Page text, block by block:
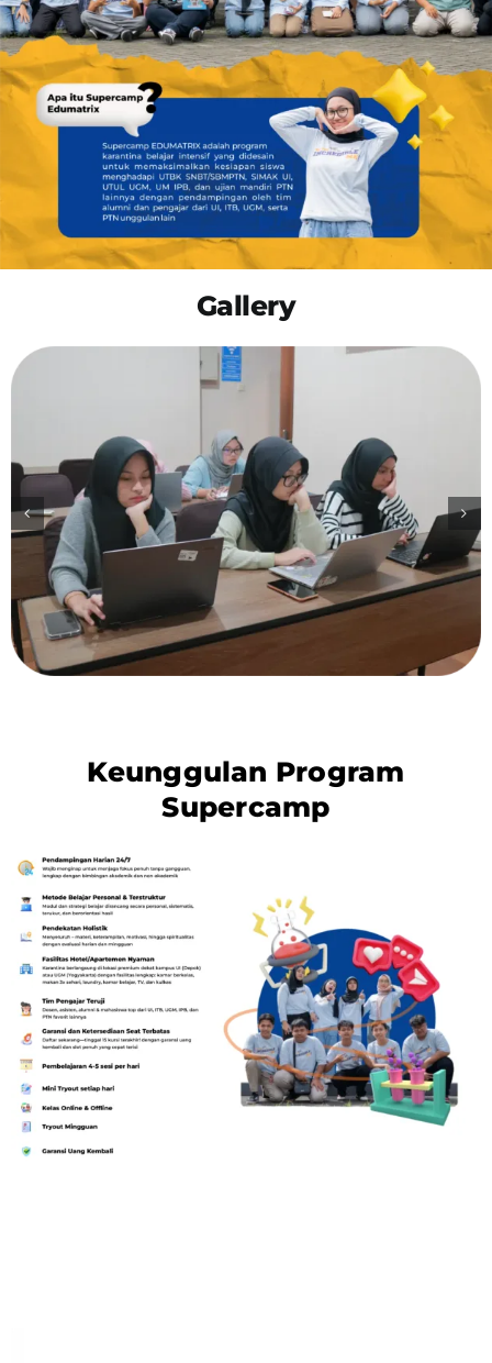
OUR PROGRAM
REGISTRATION
Gallery
Keunggulan Program
Supercamp